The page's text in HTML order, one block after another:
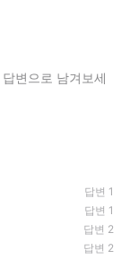
변으로 남겨보세
답변 1
답변 1
답변 2
답변 2